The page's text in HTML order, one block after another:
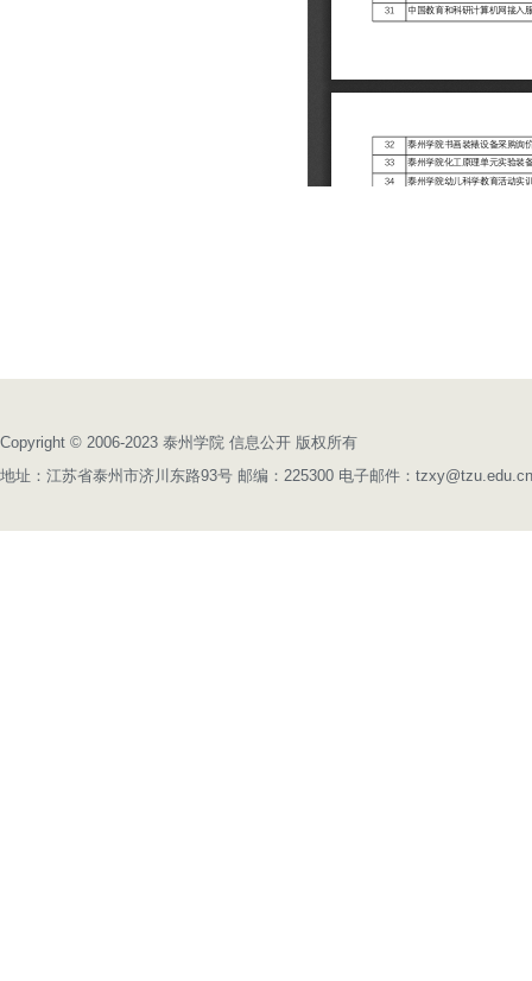
Copyright © 2006-2023 泰州学院 信息公开 版权所有
地址：江苏省泰州市济川东路93号 邮编：225300 电子邮件：tzxy@tzu.edu.cn